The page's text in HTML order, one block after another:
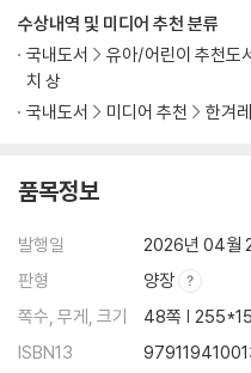
수상내역 및 미디어 추천 분류
국내도서
유아/어린이 추천도
치 상
국내도서
미디어 추천 한겨레
품목정보
발행일
2026년 04월
판형
양장
쪽수, 무게, 크기
48쪽 |
ISBN13